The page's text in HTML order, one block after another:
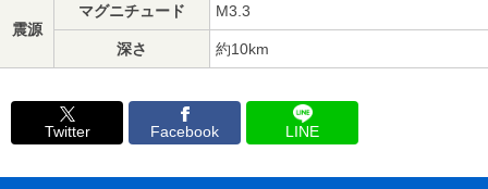
震源
マグニチュード M3.3
深さ 約10km
Twitter Facebook LINE